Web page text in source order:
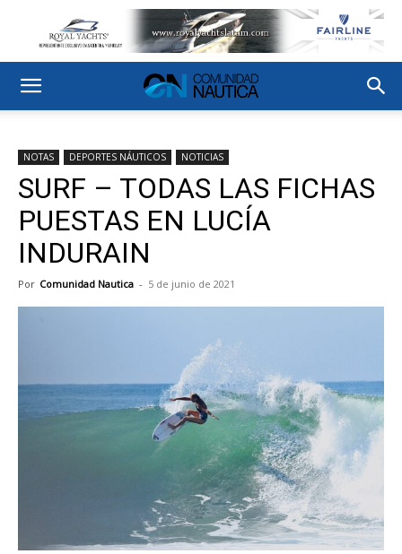
NOTAS DEPORTES NÁUTICOS NOTICIAS
SURF – TODAS LAS FICHAS
PUESTAS EN LUCÍA
INDURAIN
Por Comunidad Nautica - 5 de junio de 2021